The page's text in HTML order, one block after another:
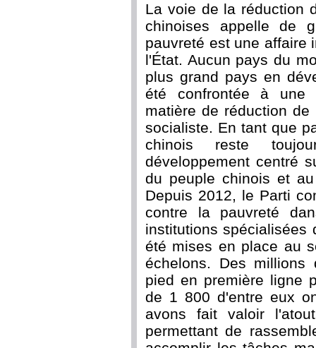
La voie de la réduction
chinoises appelle de
pauvreté est une affaire
l'État. Aucun pays du
plus grand pays en
été confrontée à une
matière de réduction
socialiste. En tant que
chinois reste
développement centré
du peuple chinois et
Depuis 2012, le Parti
contre la pauvreté
institutions spécialisées
été mises en place au
échelons. Des millions
pied en première ligne
de 1 800 d'entre eux
avons fait valoir
permettant de